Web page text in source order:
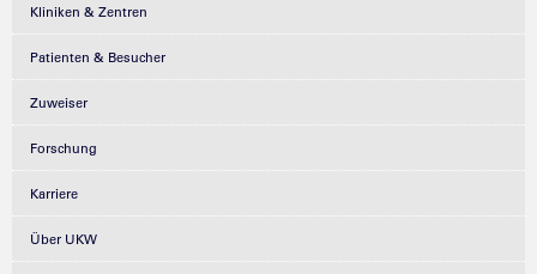
Kliniken & Zentren
Patienten & Besucher
Zuweiser
Forschung
Karriere
Über UKW